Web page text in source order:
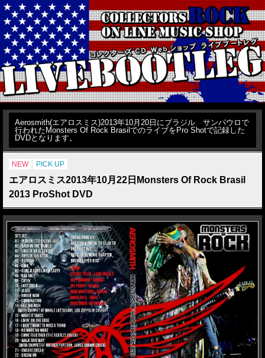
Aerosmith(エアロスミス)2013年10月20日にブラジル サンパウロで
行われたMonsters Of Rock BrasilでのライブをPro Shotで記録した
DVDとなります。
NEW PICK UP
エアロスミス2013年10月22日Monsters Of Rock Brasil
2013 ProShot DVD